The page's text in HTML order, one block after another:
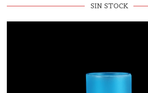
SIN STOCK